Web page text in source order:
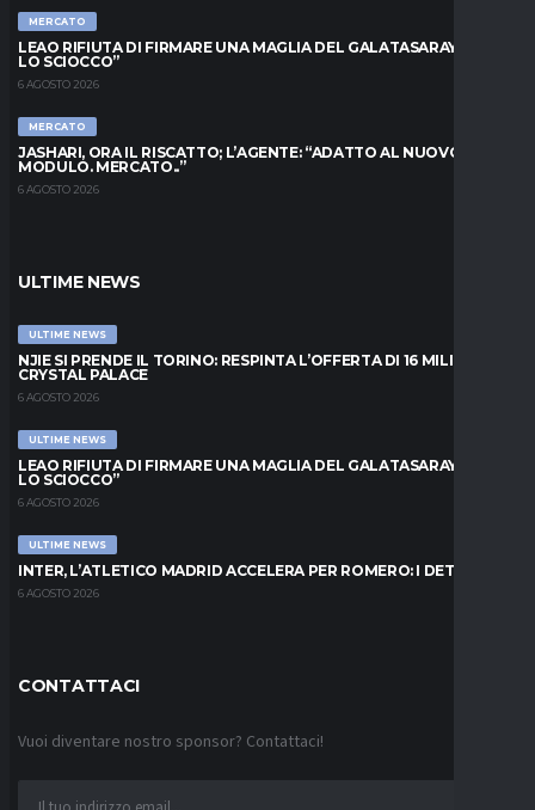
MERCATO
LEAO RIFIUTA DI FIRMARE UNA MAGLIA DEL GALATASARAY: “FAI
LO SCIOCCO”
6 AGOSTO 2026
MERCATO
JASHARI, ORA IL RISCATTO; L’AGENTE: “ADATTO AL NUOVO
MODULO. MERCATO..”
6 AGOSTO 2026
ULTIME NEWS
ULTIME NEWS
NJIE SI PRENDE IL TORINO: RESPINTA L’OFFERTA DI 16 MILIONI DAL
CRYSTAL PALACE
6 AGOSTO 2026
ULTIME NEWS
LEAO RIFIUTA DI FIRMARE UNA MAGLIA DEL GALATASARAY: “FAI
LO SCIOCCO”
6 AGOSTO 2026
ULTIME NEWS
INTER, L’ATLETICO MADRID ACCELERA PER ROMERO: I DETTAGLI
6 AGOSTO 2026
CONTATTACI
Vuoi diventare nostro sponsor? Contattaci!